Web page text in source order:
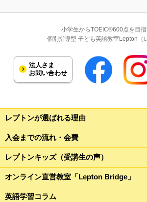
小学生からTOEIC®600点を目指
個別指導型 子ども英語教室Lepton（
法人さま
お問い合わせ
レプトンが選ばれる理由
入会までの流れ・会費
レプトンキッズ（受講生の声）
オンライン直営教室「Lepton Bridge」
英語学習コラム